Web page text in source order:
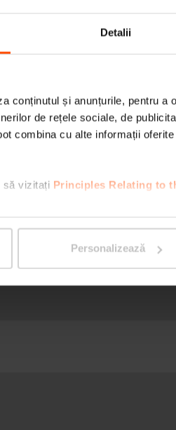
Detalii
conținutul și anunțurile, pentru
de rețele sociale, de
combina cu alte informații
să vizitați Principles Relating to
Personalizează
C167403